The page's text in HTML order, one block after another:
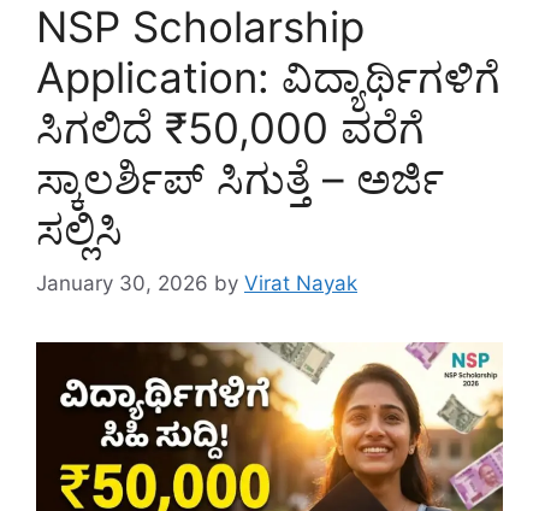
NSP Scholarship
Application: ವಿದ್ಯಾರ್ಥಿಗಳಿಗೆ
ಸಿಗಲಿದೆ ₹50,000 ವರೆಗೆ
ಸ್ಕಾಲರ್ಶಿಪ್ ಸಿಗುತ್ತೆ – ಅರ್ಜಿ
ಸಲ್ಲಿಸಿ
January 30, 2026 by Virat Nayak